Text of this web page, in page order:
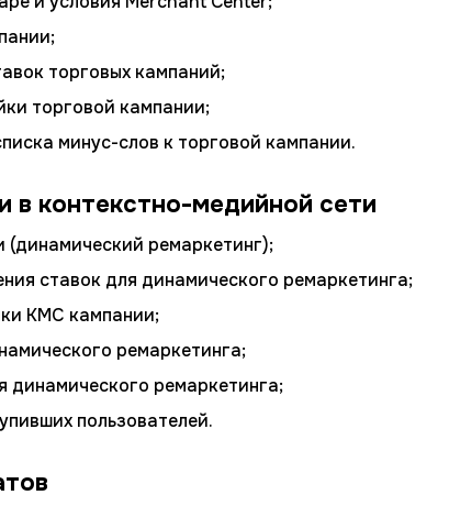
торговых кампаний;
торговой кампании;
минус-слов к торговой кампании.
в контекстно-медийной сети
ремаркетинг);
ставок для динамического ремаркетинга;
КМС кампании;
ремаркетинга;
динамического ремаркетинга;
пользователей.